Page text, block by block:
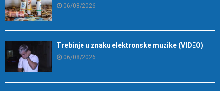
06/08/2026
Trebinje u znaku elektronske muzike (VIDEO)
06/08/2026